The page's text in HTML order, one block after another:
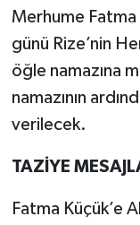
Merhume Fatma
günü Rize’nin
öğle namazına
namazının
verilecek.
TAZİYE
Fatma Küçük’e